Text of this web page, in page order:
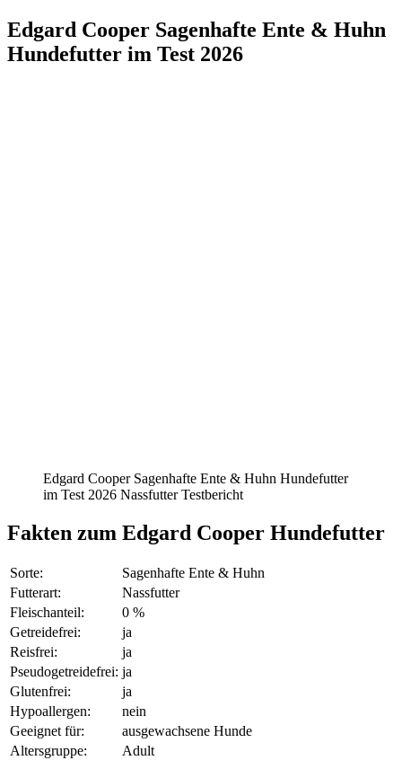
Edgard Cooper Sagenhafte Ente & Huhn
Hundefutter im Test 2026
Edgard Cooper Sagenhafte Ente & Huhn Hundefutter
im Test 2026 Nassfutter Testbericht
Fakten zum Edgard Cooper Hundefutter
Sorte:
Sagenhafte Ente & Huhn
Futterart:
Nassfutter
Fleischanteil:
0 %
Getreidefrei:
ja
Reisfrei:
ja
Pseudogetreidefrei: ja
Glutenfrei:
ja
Hypoallergen:
nein
Geeignet für:
ausgewachsene Hunde
Altersgruppe:
Adult